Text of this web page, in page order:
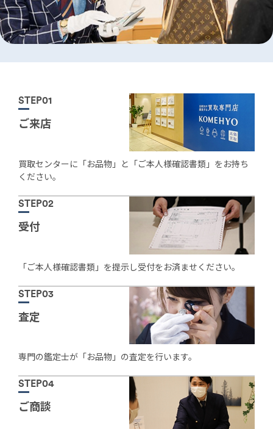
STEP01
ご来店
買取センターに「お品物」と「ご本人様確認書類」をお持ち
ください。
STEP02
受付
「ご本人様確認書類」を提示し受付をお済ませください。
STEP03
査定
専門の鑑定士が「お品物」の査定を行います。
STEP04
ご商談